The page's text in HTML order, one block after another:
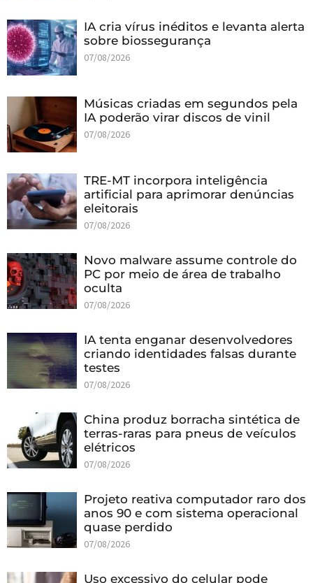
IA cria vírus inéditos e levanta alerta
sobre biossegurança
07/08/2026
Músicas criadas em segundos pela
IA poderão virar discos de vinil
07/08/2026
TRE-MT incorpora inteligência
artificial para aprimorar denúncias
eleitorais
07/08/2026
Novo malware assume controle do
PC por meio de área de trabalho
oculta
07/08/2026
IA tenta enganar desenvolvedores
criando identidades falsas durante
testes
07/08/2026
China produz borracha sintética de
terras-raras para pneus de veículos
elétricos
07/08/2026
Projeto reativa computador raro dos
anos 90 e com sistema operacional
quase perdido
07/08/2026
Uso excessivo do celular pode